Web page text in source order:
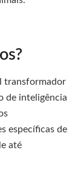
transformador
de inteligência
específicas de
até